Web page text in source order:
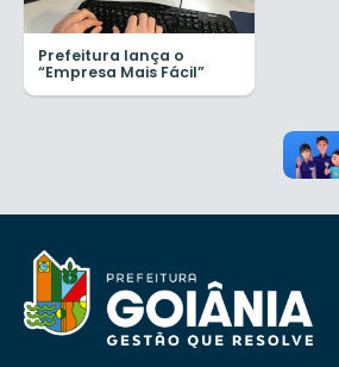
Prefeitura lança o
“Empresa Mais Fácil”